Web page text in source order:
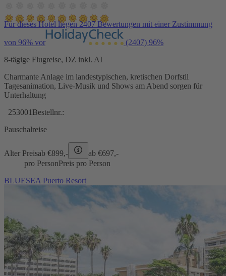
Für dieses Hotel liegen 2407 Bewertungen mit einer Zustimmung
von 96% vor (2407) 96%
8-tägige Flugreise, DZ inkl. AI
Charmante Anlage im landestypischen, kretischen Dorfstil
Tagesanimation, Live-Musik und Shows am Abend sorgen für
Unterhaltung
253001 Bestellnr.:
Pauschalreise
Alter Preisab €899,- ab €697,-
pro PersonPreis pro Person
BLUESEA Puerto Resort